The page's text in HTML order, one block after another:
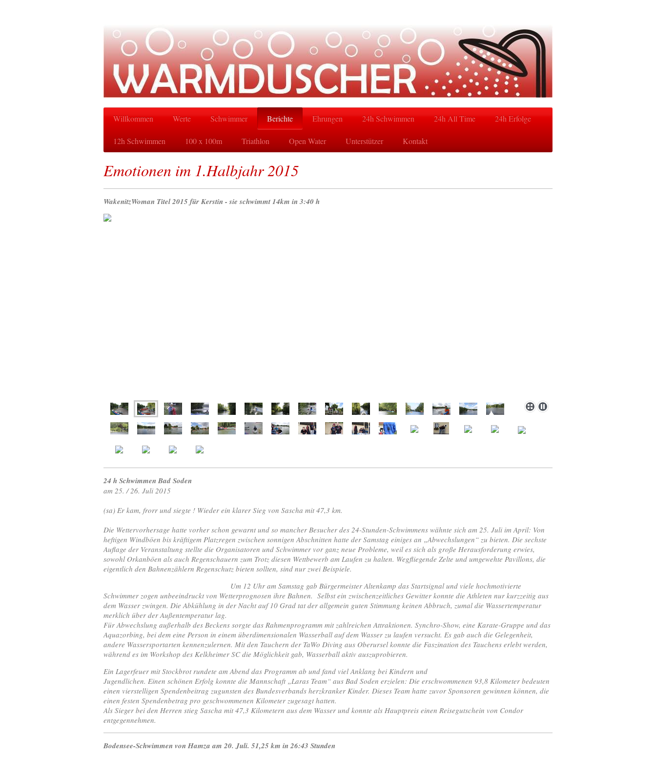
Willkommen Werte Schwimmer Berichte Ehrungen 24h Schwimmen 24h All Time 24h Erfolge
12h Schwimmen 100 x 100m Triathlon Open Water Unterstützer Kontakt
Emotionen im 1.Halbjahr 2015
WakenitzWoman Titel 2015 für Kerstin - sie schwimmt 14km in 3:40 h
24 h Schwimmen Bad Soden
am 25. / 26. Juli 2015
(sa) Er kam, frorr und siegte ! Wieder ein klarer Sieg von Sascha mit 47,3 km.
Die Wettervorhersage hatte vorher schon gewarnt und so mancher Besucher des 24-Stunden-Schwimmens wähnte sich am 25. Juli im April: Von
heftigen Windböen bis kräftigem Platzregen zwischen sonnigen Abschnitten hatte der Samstag einiges an „Abwechslungen“ zu bieten. Die sechste
Auflage der Veranstaltung stellte die Organisatoren und Schwimmer vor ganz neue Probleme, weil es sich als große Herausforderung erwies,
sowohl Orkanböen als auch Regenschauern zum Trotz diesen Wettbewerb am Laufen zu halten. Wegfliegende Zelte und umgewehte Pavillons, die
eigentlich den Bahnenzählern Regenschutz bieten sollten, sind nur zwei Beispiele.
Um 12 Uhr am Samstag gab Bürgermeister Altenkamp das Startsignal und viele hochmotivierte
Schwimmer zogen unbeeindruckt von Wetterprognosen ihre Bahnen. Selbst ein zwischenzeitliches Gewitter konnte die Athleten nur kurzzeitig aus
dem Wasser zwingen. Die Abkühlung in der Nacht auf 10 Grad tat der allgemein guten Stimmung keinen Abbruch, zumal die Wassertemperatur
merklich über der Außentemperatur lag.
Für Abwechslung außerhalb des Beckens sorgte das Rahmenprogramm mit zahlreichen Attraktionen. Synchro-Show, eine Karate-Gruppe und das
Aquazorbing, bei dem eine Person in einem überdimensionalen Wasserball auf dem Wasser zu laufen versucht. Es gab auch die Gelegenheit,
andere Wassersportarten kennenzulernen. Mit den Tauchern der TaWo Diving aus Oberursel konnte die Faszination des Tauchens erlebt werden,
während es im Workshop des Kelkheimer SC die Möglichkeit gab, Wasserball aktiv auszuprobieren.
Ein Lagerfeuer mit Stockbrot rundete am Abend das Programm ab und fand viel Anklang bei Kindern und
Jugendlichen. Einen schönen Erfolg konnte die Mannschaft „Laras Team“ aus Bad Soden erzielen: Die erschwommenen 93,8 Kilometer bedeuten
einen vierstelligen Spendenbeitrag zugunsten des Bundesverbands herzkranker Kinder. Dieses Team hatte zuvor Sponsoren gewinnen können, die
einen festen Spendenbetrag pro geschwommenen Kilometer zugesagt hatten.
Als Sieger bei den Herren stieg Sascha mit 47,3 Kilometern aus dem Wasser und konnte als Hauptpreis einen Reisegutschein von Condor
entgegennehmen.
Bodensee-Schwimmen von Hamza am 20. Juli. 51,25 km in 26:43 Stunden